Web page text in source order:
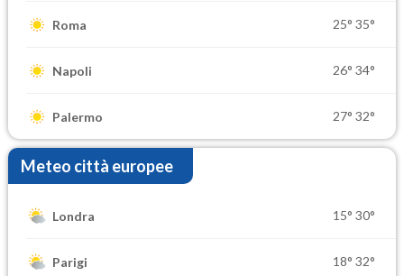
Roma 25° 35°
Napoli 26° 34°
Palermo 27° 32°
Meteo città europee
Londra 15° 30°
Parigi 18° 32°